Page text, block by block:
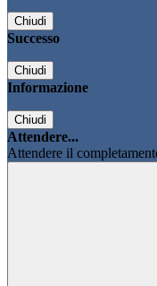
Chiudi
Successo
Chiudi
Informazione
Chiudi
Attendere...
Attendere il